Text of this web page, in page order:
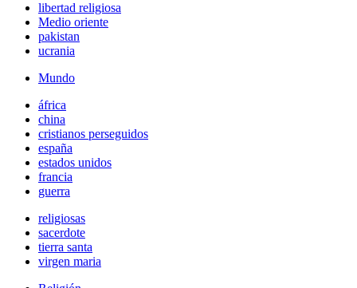
libertad religiosa
Medio oriente
pakistan
ucrania
Mundo
áfrica
china
cristianos perseguidos
españa
estados unidos
francia
guerra
religiosas
sacerdote
tierra santa
virgen maria